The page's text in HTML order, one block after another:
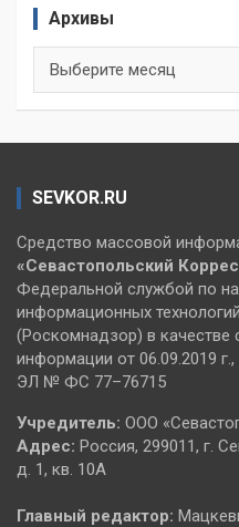
Архивы
SEVKOR.RU
Средство массовой
«Севастопольский
Федеральной службой по
информационных
(Роскомнадзор) в качестве
информации от 06.09.2019
ЭЛ № ФС 77–76715
Учредитель: ООО
Адрес: Россия, 299011, г.
д. 1, кв. 10А
Главный редактор: